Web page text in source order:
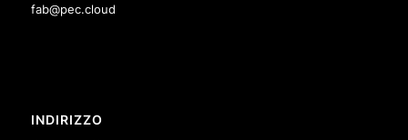
fab@pec.cloud
INDIRIZZO